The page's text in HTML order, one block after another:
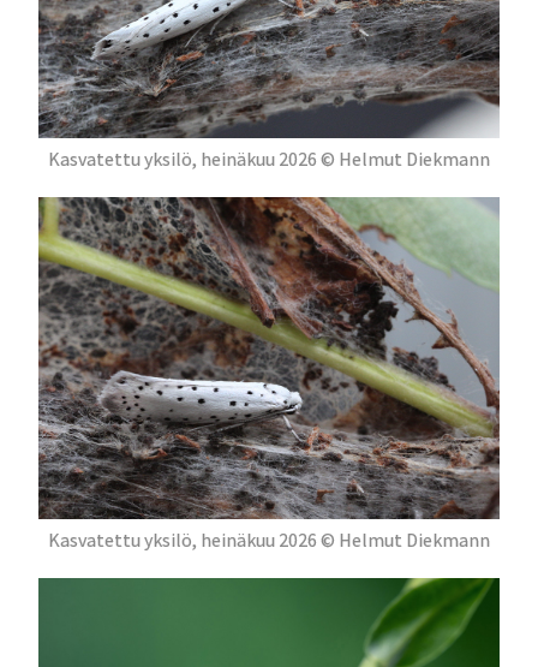
Kasvatettu yksilö, heinäkuu 2026 © Helmut Diekmann
Kasvatettu yksilö, heinäkuu 2026 © Helmut Diekmann